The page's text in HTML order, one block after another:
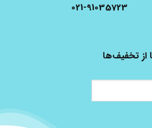
021-91035723
از تخفیف‌ها